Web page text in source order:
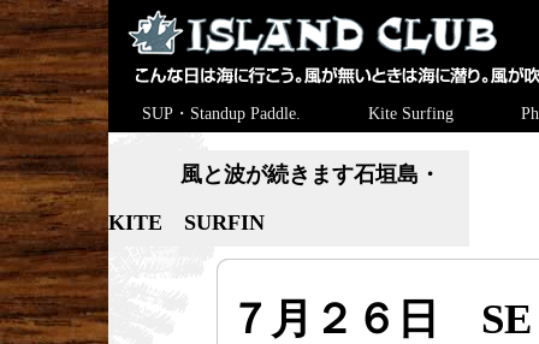
SUP・Standup Paddle. Kite Surfing
風と波が続きます石垣島・
KITE SURFIN
７月２６日